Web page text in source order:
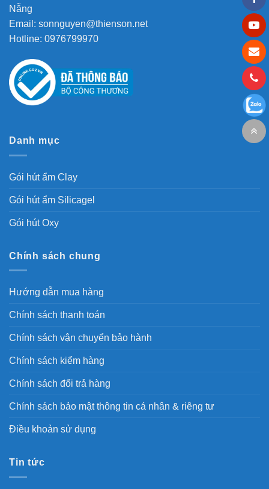
Nẵng
Email: sonnguyen@thienson.net
Hotline: 0976799970
Danh mục
Gói hút ẩm Clay
Gói hút ẩm Silicagel
Gói hút Oxy
Chính sách chung
Hướng dẫn mua hàng
Chính sách thanh toán
Chính sách vận chuyển bảo hành
Chính sách kiểm hàng
Chính sách đổi trả hàng
Chính sách bảo mật thông tin cá nhân & riêng tư
Điều khoản sử dụng
Tin tức